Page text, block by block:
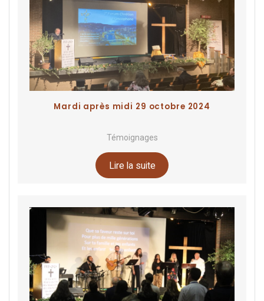
Mardi après midi 29 octobre 2024
Témoignages
Lire la suite